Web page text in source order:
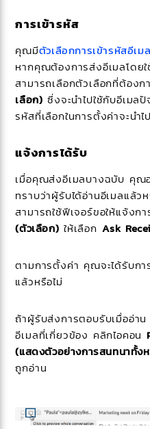
การเข้ารหัส
คุณมีตัวเลือกการเข้ารหัสอีเมล
หากคุณต้องการส่งอีเมลโดย
สามารถเลือกตัวเลือกที่ต้อง
เลือก) ซึ่งจะนำไปใช้กับอีเมล
รหัสที่เลือกในการตั้งค่าจะนำไ
แจ้งการได้รับ
เมื่อคุณส่งอีเมลบางฉบับ คุณ
ทราบว่าผู้รับได้อ่านอีเมลแล้
สามารถใช้ฟีเจอร์ขอให้แจ้งก
(ตัวเลือก) ให้เลือก Ask
ตามการตั้งค่า คุณจะได้รับกา
แล้วหรือไม่
ถ้าผู้รับส่งการตอบรับเมื่ออ่า
อีเมลที่เกี่ยวข้อง คลิกไอคอน
(แสดงตัวอย่างการสนทนาทั้ง
ถูกอ่าน